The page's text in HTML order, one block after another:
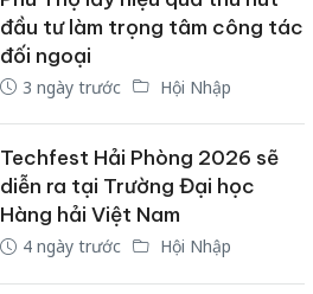
đầu tư làm trọng tâm công tác
đối ngoại
3 ngày trước Hội Nhập
Techfest Hải Phòng 2026 sẽ
diễn ra tại Trường Đại học
Hàng hải Việt Nam
4 ngày trước Hội Nhập